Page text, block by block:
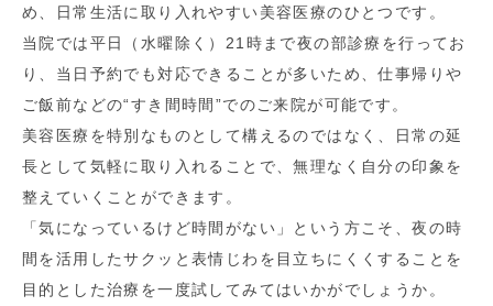
め、日常生活に取り入れやすい美容医療のひとつです。
当院では平日（水曜除く）21時まで夜の部診療を行ってお
り、当日予約でも対応できることが多いため、仕事帰りや
ご飯前などの“すき間時間”でのご来院が可能です。
美容医療を特別なものとして構えるのではなく、日常の延
長として気軽に取り入れることで、無理なく自分の印象を
整えていくことができます。
「気になっているけど時間がない」という方こそ、夜の時
間を活用したサクッと表情じわを目立ちにくくすることを
目的とした治療を一度試してみてはいかがでしょうか。